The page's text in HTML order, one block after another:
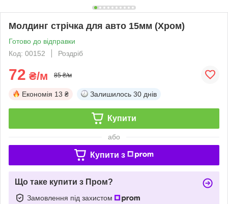
Молдинг стрічка для авто 15мм (Хром)
Готово до відправки
Код: 00152
Роздріб
72 ₴/м 85 ₴/м
Економія 13 ₴ Залишилось 30 днів
Купити
або
Купити з
Що таке купити з Пром?
Замовлення під захистом